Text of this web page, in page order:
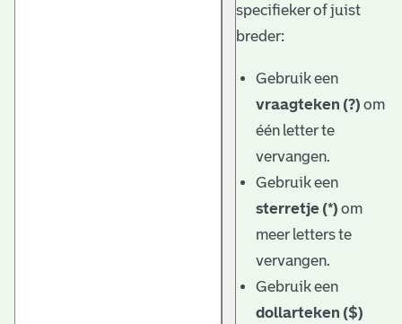
specifieker of juist
breder:
Gebruik een
vraagteken (?) om
één letter te
vervangen.
Gebruik een
sterretje (*) om
meer letters te
vervangen.
Gebruik een
dollarteken ($)